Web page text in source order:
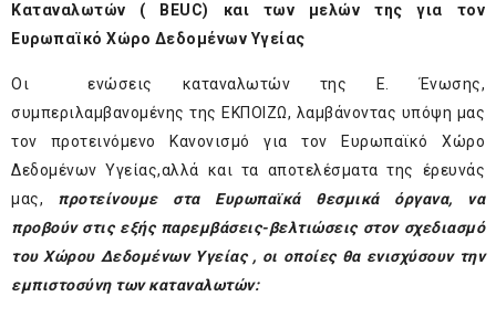
Καταναλωτών (
BEUC) και των μελών της για τον
Ευρωπαϊκό Χώρο Δεδομένων Υγείας
Οι ενώσεις καταναλωτών της Ε. Ένωσης,
συμπεριλαμβανομένης της ΕΚΠΟΙΖΩ, λαμβάνοντας υπόψη μας
τον προτεινόμενο Κανονισμό για τον Ευρωπαϊκό Χώρο
Δεδομένων Υγείας,αλλά και τα αποτελέσματα της έρευνάς
μας, προτείνουμε στα Ευρωπαϊκά θεσμικά όργανα, να
προβούν στις εξής παρεμβάσεις-βελτιώσεις στον σχεδιασμό
του Χώρου Δεδομένων Υγείας , οι οποίες θα ενισχύσουν την
εμπιστοσύνη των καταναλωτών: